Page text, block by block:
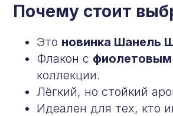
Почему стоит
Это новинка Шанель
Флакон с
коллекции.
Лёгкий, но стойкий
Идеален для тех, кто